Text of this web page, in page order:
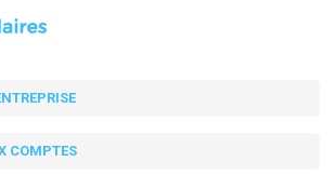
COMPTES